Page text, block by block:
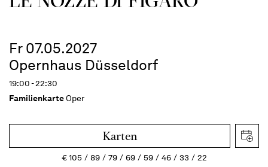
Fr 07.05.2027
Opernhaus Düsseldorf
19:00 - 22:30
FamilienkarteOper
Karten
€105 89 79 69 59 46 33
22